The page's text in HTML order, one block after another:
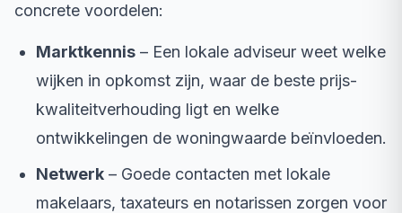
concrete voordelen:
Marktkennis – Een lokale adviseur weet welke
wijken in opkomst zijn, waar de beste prijs-
kwaliteitverhouding ligt en welke
ontwikkelingen de woningwaarde beïnvloeden.
Netwerk – Goede contacten met lokale
makelaars, taxateurs en notarissen zorgen voor